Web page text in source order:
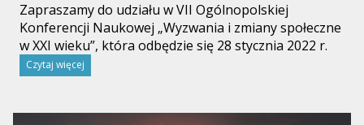
Zapraszamy do udziału w VII Ogólnopolskiej
Konferencji Naukowej „Wyzwania i zmiany społeczne
w XXI wieku”, która odbędzie się 28 stycznia 2022 r.
Czytaj więcej